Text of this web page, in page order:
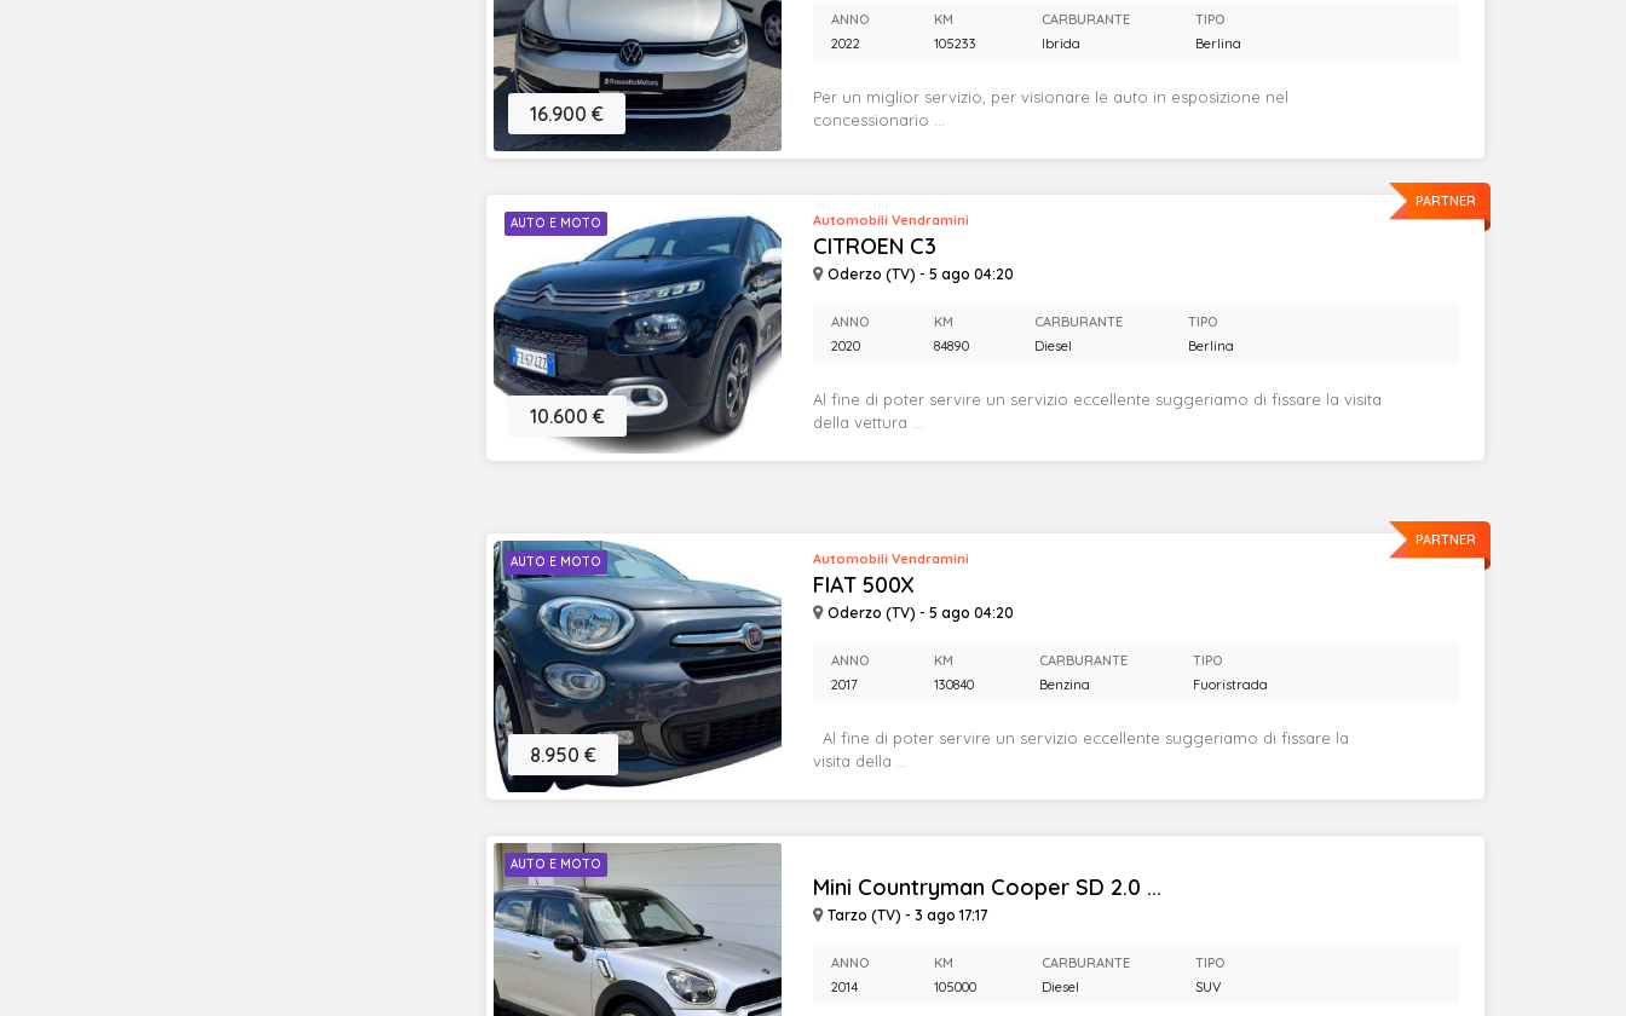
16.900 €
Per un miglior servizio, per visionare le auto in esposizione nel
concessionario ...
ANNO
2022
KM
105233
CARBURANTE
Ibrida
TIPO
Berlina
PARTNER
AUTO E MOTO
CITROEN C3
Oderzo (TV) - 5 ago 04:20
10.600 €
Automobili Vendramini
Al fine di poter servire un servizio eccellente suggeriamo di fissare la visita
della vettura ...
ANNO
2020
KM
84890
CARBURANTE
Diesel
TIPO
Berlina
PARTNER
AUTO E MOTO
FIAT 500X
Oderzo (TV) - 5 ago 04:20
8.950 €
Automobili Vendramini
Al fine di poter servire un servizio eccellente suggeriamo di fissare la
visita della ...
ANNO
2017
KM
130840
CARBURANTE
Benzina
TIPO
Fuoristrada
AUTO E MOTO
Mini Countryman Cooper SD 2.0 ...
Tarzo (TV) - 3 ago 17:17
ANNO
2014
KM
105000
CARBURANTE
Diesel
TIPO
SUV